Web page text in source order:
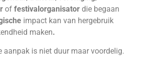
of festivalorganisator die begaan
impact kan van hergebruik
maken.
aanpak is niet duur maar voordelig.